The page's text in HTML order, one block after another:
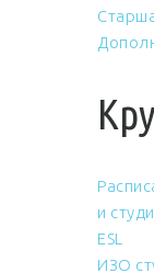
и
ESL
ИЗО